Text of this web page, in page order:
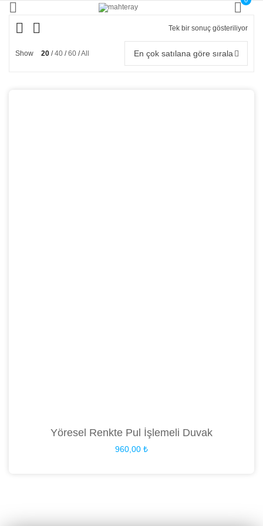
Tek bir sonuç gösteriliyor
Show 20 40 60 All En çok satılana göre sırala
Yöresel Renkte Pul İşlemeli Duvak
960,00 ₺